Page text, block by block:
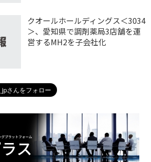
クオールホールディングス＜3034
＞、愛知県で調剤薬局3店舗を運
営するMH2を子会社化